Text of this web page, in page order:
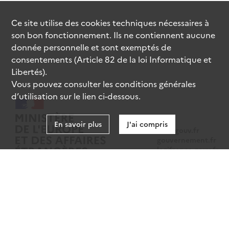
data.gouv.fr
legifrance.gouv.fr
Ce site utilise descookiestechniques nécessaires à
son bon fonctionnement. Ils ne contiennent aucune
donnée personnelle et sont exemptés de
consentements (Article 82 de la loi Informatique et
Libertés).
Vous pouvez consulter les conditions générales
d’utilisation sur le lien ci-dessous.
En savoir plus J'ai compris